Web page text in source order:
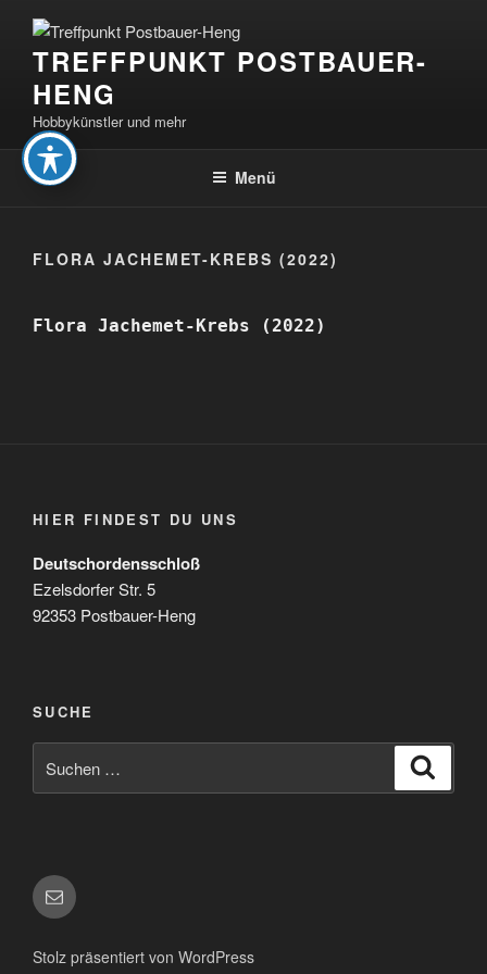
Inhalt
springenTREFFPUNKT POSTBAUER-
HENG
Hobbykünstler und mehr
Menü
FLORA JACHEMET-KREBS (2022)
Flora Jachemet-Krebs (2022)
HIER FINDEST DU UNS
Deutschordensschloß
Ezelsdorfer Str. 5
92353 Postbauer-Heng
SUCHE
nach:
E-
Mail
Stolz präsentiert von WordPress